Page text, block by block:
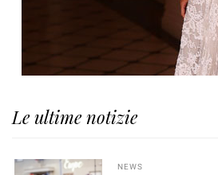
Le ultime notizie
NEWS